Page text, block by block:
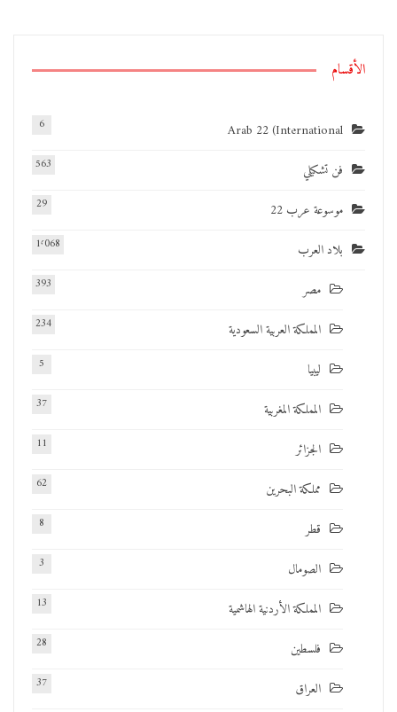
الأقسام
Arab 22 (International
6
فن تشكيلي 563
موسوعة عرب 22 29
بلاد العرب 1٬068
مصر 393
المملكة العربية السعودية 234
ليبيا 5
المملكة المغربية 37
الجزائر 11
مملكة البحرين 62
قطر 8
الصومال 3
المملكة الأردنية الهاشمية 13
فلسطين 28
العراق 37